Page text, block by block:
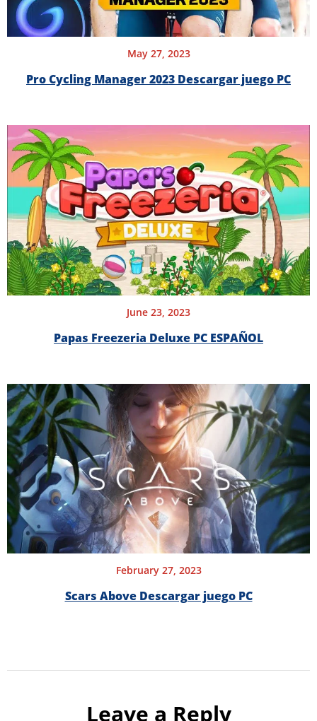
May 27, 2023
Pro Cycling Manager 2023 Descargar juego PC
June 23, 2023
Papas Freezeria Deluxe PC ESPAÑOL
February 27, 2023
Scars Above Descargar juego PC
Leave a Reply